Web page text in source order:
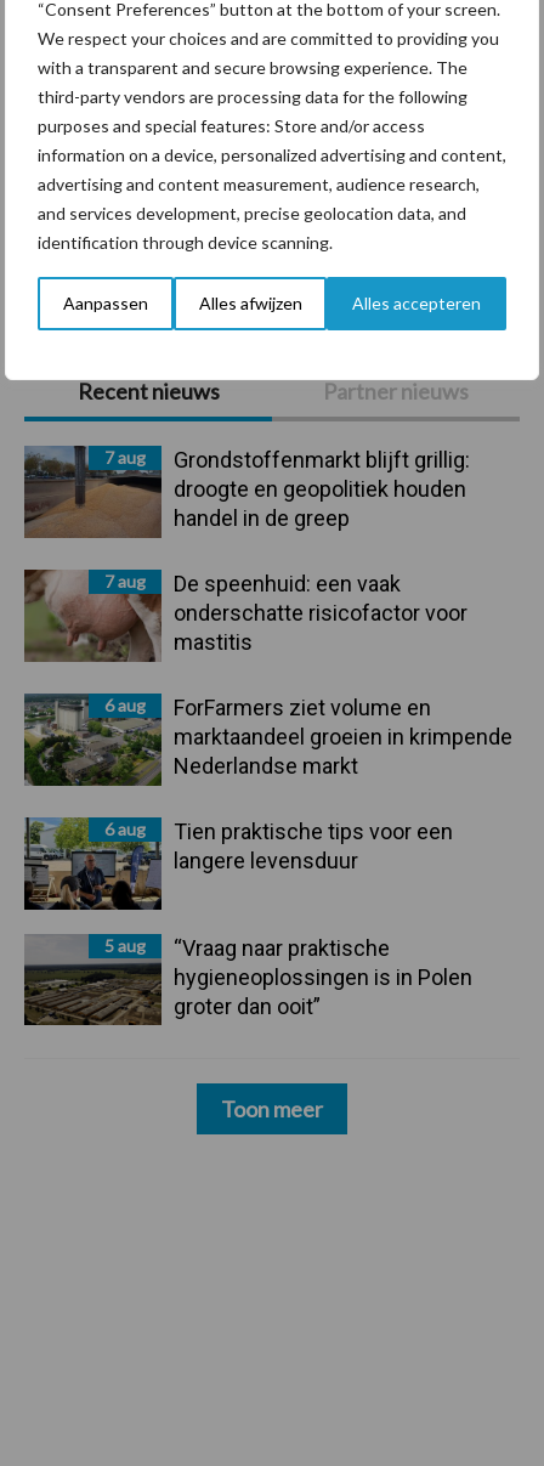
“Consent Preferences” button at the bottom of your screen.
We respect your choices and are committed to providing you
with a transparent and secure browsing experience. The
third-party vendors are processing data for the following
purposes and special features: Store and/or access
information on a device, personalized advertising and content,
advertising and content measurement, audience research,
and services development, precise geolocation data, and
identification through device scanning.
Aanpassen Alles afwijzen Alles accepteren
Primaire
Sidebar
Recent nieuws Partner nieuws
7 aug
Grondstoffenmarkt blijft grillig:
droogte en geopolitiek houden
handel in de greep
7 aug
De speenhuid: een vaak
onderschatte risicofactor voor
mastitis
6 aug
ForFarmers ziet volume en
marktaandeel groeien in krimpende
Nederlandse markt
6 aug
Tien praktische tips voor een
langere levensduur
5 aug
“Vraag naar praktische
hygieneoplossingen is in Polen
groter dan ooit”
Toon meer
Bedrijfsnieuws
Ligbox &
Voerhekken
Toon meer